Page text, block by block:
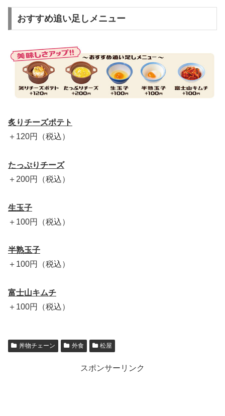
おすすめ追い足しメニュー
炙りチーズポテト
＋120円（税込）
たっぷりチーズ
＋200円（税込）
生玉子
＋100円（税込）
半熟玉子
＋100円（税込）
富士山キムチ
＋100円（税込）
丼物チェーン 外食 松屋
スポンサーリンク